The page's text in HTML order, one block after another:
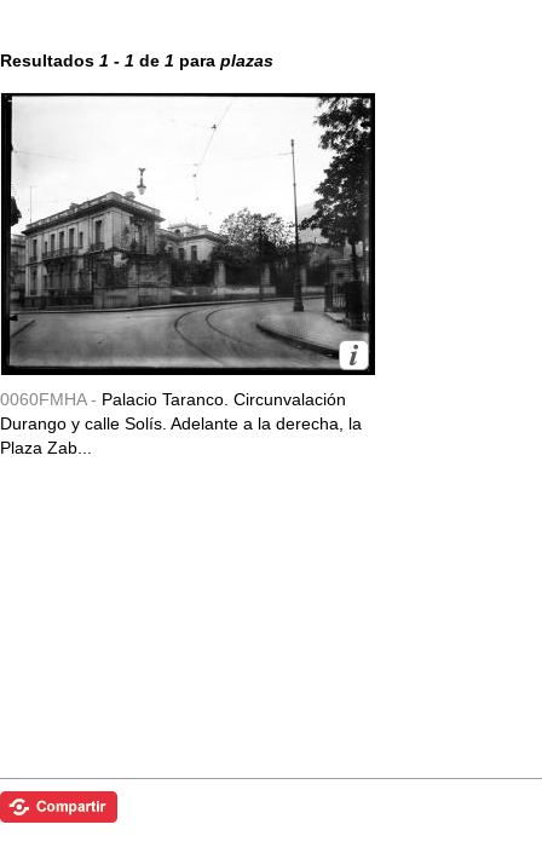
Resultados 1 - 1 de 1 para plazas
0060FMHA - Palacio Taranco. Circunvalación
Durango y calle Solís. Adelante a la derecha, la
Plaza Zab...